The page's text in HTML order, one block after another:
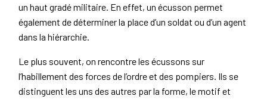
un haut gradé militaire. En effet, un écusson permet
également de déterminer la place d’un soldat ou d’un agent
dans la hiérarchie.
Le plus souvent, on rencontre les écussons sur
l’habillement des forces de l’ordre et des pompiers. Ils se
distinguent les uns des autres par la forme, le motif et